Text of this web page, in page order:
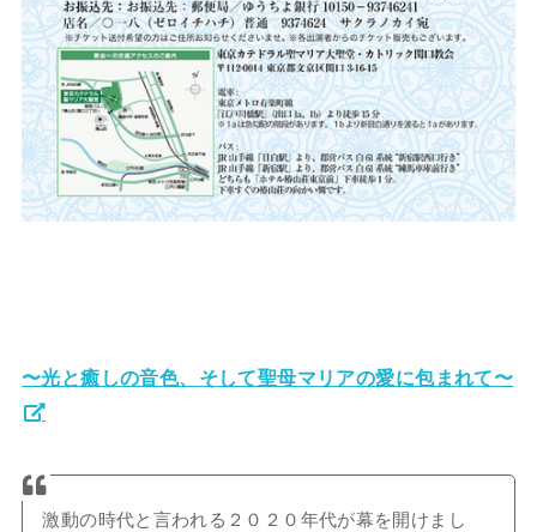
〜光と癒しの音色、そして聖母マリアの愛に包まれて〜
激動の時代と言われる２０２０年代が幕を開けまし